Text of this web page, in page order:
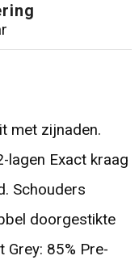
met zijnaden.
lagen Exact kraag
Schouders
doorgestikte
85% Pre-